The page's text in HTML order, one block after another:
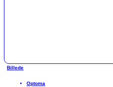
Billede
Optoma